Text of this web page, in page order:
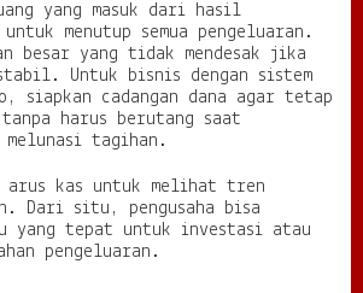
yang masuk dari hasil
menutup semua pengeluaran.
besar yang tidak mendesak jika
Untuk bisnis dengan sistem
siapkan cadangan dana agar tetap
harus berutang saat
melunasi tagihan.
arus kas untuk melihat tren
Dari situ, pengusaha bisa
yang tepat untuk investasi atau
pengeluaran.